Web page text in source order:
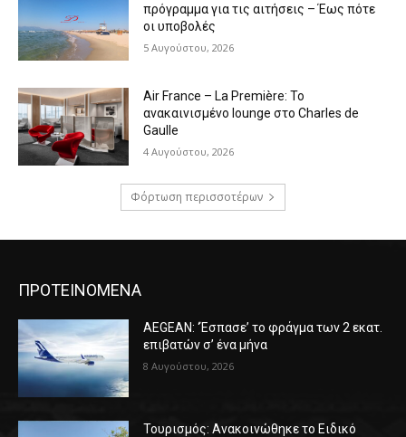
πρόγραμμα για τις αιτήσεις – Έως πότε
οι υποβολές
5 Αυγούστου, 2026
Air France – La Première: Το
ανακαινισμένο lounge στο Charles de
Gaulle
4 Αυγούστου, 2026
Φόρτωση περισσοτέρων
ΠΡΟΤΕΙΝΟΜΕΝΑ
AEGEAN: ‘Έσπασε’ το φράγμα των 2 εκατ.
επιβατών σ’ ένα μήνα
8 Αυγούστου, 2026
Τουρισμός: Ανακοινώθηκε το Ειδικό